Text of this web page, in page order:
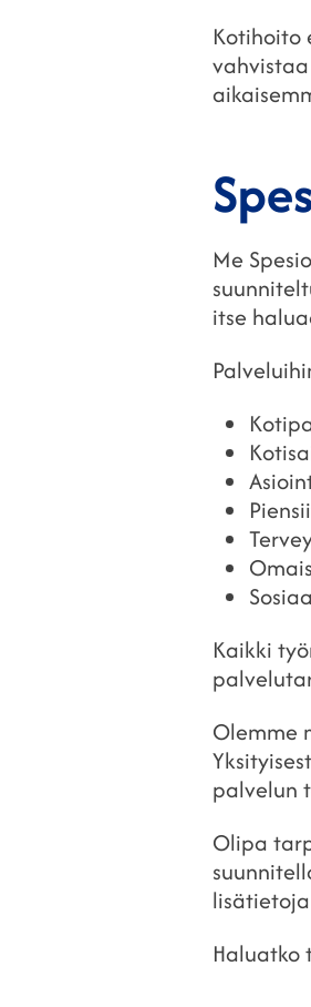
Kotihoito
Me
itse
Kaikki
Olemme
palvelun
Olipa